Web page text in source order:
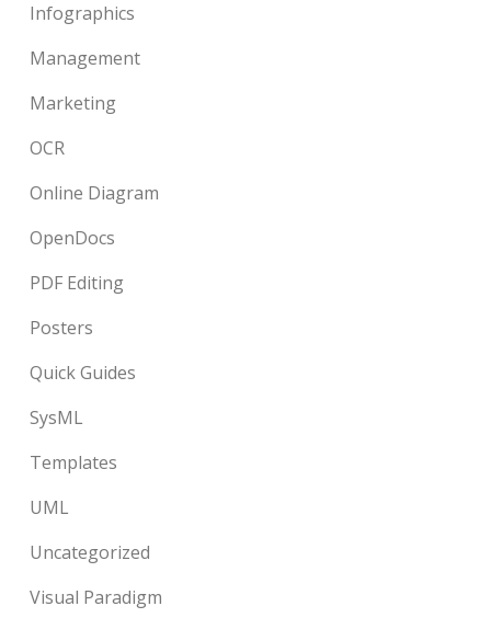
Infographics
Management
Marketing
OCR
Online Diagram
OpenDocs
PDF Editing
Posters
Quick Guides
SysML
Templates
UML
Uncategorized
Visual Paradigm